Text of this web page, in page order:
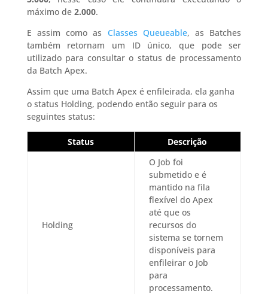
máximo de 2.000.
E assim como as Classes Queueable, as Batches
também retornam um ID único, que pode ser
utilizado para consultar o status de processamento
da Batch Apex.
Assim que uma Batch Apex é enfileirada, ela ganha
o status Holding, podendo então seguir para os
seguintes status:
Status Descrição
Holding
O Job foi
submetido e é
mantido na fila
flexível do Apex
até que os
recursos do
sistema se tornem
disponíveis para
enfileirar o Job
para
processamento.